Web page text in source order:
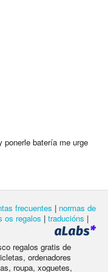
ponerle batería me urge
frecuentes | normas de
os regalos | traducións |
regalos gratis de
ordenadores
roupa, xoguetes,